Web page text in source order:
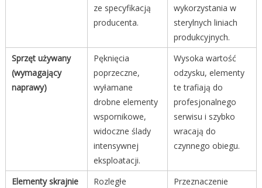
ze specyfikacją
producenta.
wykorzystania w
sterylnych liniach
produkcyjnych.
Sprzęt używany
(wymagający
naprawy)
Pęknięcia
poprzeczne,
wyłamane
drobne elementy
wspornikowe,
widoczne ślady
intensywnej
eksploatacji.
Wysoka wartość
odzysku, elementy
te trafiają do
profesjonalnego
serwisu i szybko
wracają do
czynnego obiegu.
Elementy skrajnie
Rozległe
Przeznaczenie